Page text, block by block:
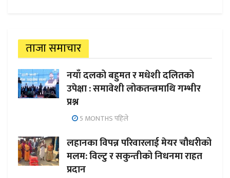
ताजा समाचार
नयाँ दलको बहुमत र मधेशी दलितको
उपेक्षा : समावेशी लोकतन्त्रमाथि गम्भीर
प्रश्न
5 MONTHS पहिले
लहानका विपन्न परिवारलाई मेयर चौधरीको
मलम: विल्टु र सकुन्तीको निधनमा राहत
प्रदान